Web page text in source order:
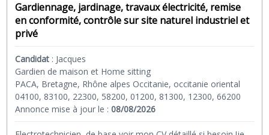
Gardiennage, jardinage, travaux électricité, remise
en conformité, contrôle sur site naturel industriel et
privé
Candidat : Jacques
Gardien de maison et Home sitting
PACA, Bretagne, Rhône alpes Occitanie, occitanie oriental
04100, 83100, 22300, 58200, 01200, 81300, 12300, 66200
Annonce mise à jour le :08/08/2026